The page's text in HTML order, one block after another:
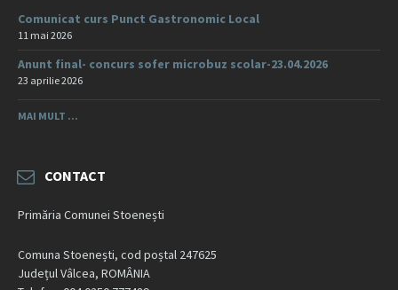
Comunicat curs Punct Gastronomic Local
11 mai 2026
Anunt final- concurs sofer microbuz scolar-23.04.2026
23 aprilie 2026
MAI MULT ...
CONTACT
Primăria Comunei Stoenești
Comuna Stoenești, cod poștal 247625
Județul Vâlcea, ROMÂNIA